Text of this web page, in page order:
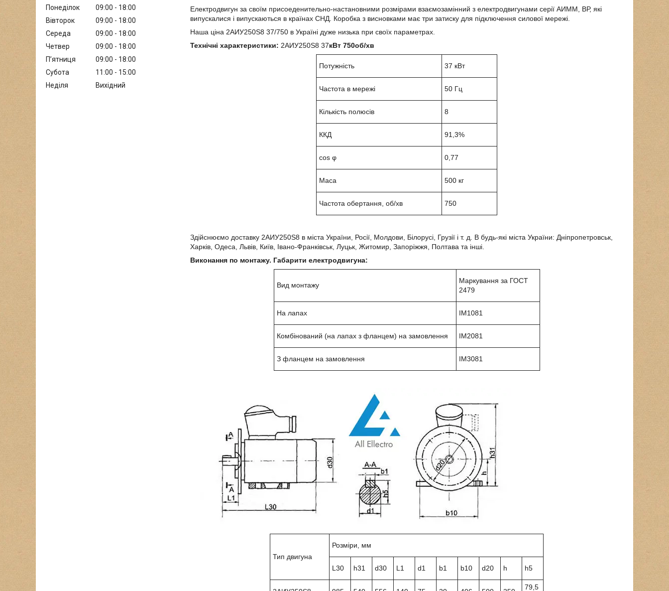
Електродвигун за своїм присоеденительно-настановними розмірами взаємозамінний з електродвигунами серії АИММ, ВР, які
випускалися і випускаються в країнах СНД. Коробка з висновками має три затиску для підключення силової мережі.
Наша ціна 2АИУ250Ѕ8 37/750 в Україні дуже низька при своїх параметрах.
Технічні характеристики: 2АИУ250Ѕ8 37кВт 750об/хв
Потужність 37 кВт
Частота в мережі 50 Гц
Кількість полюсів 8
ККД 91,3%
cos φ 0,77
Маса 500 кг
Частота обертання, об/хв 750
Здійснюємо доставку 2АИУ250Ѕ8 в міста України, Росії, Молдови, Білорусі, Грузії і т. д. В будь-які міста України: Дніпропетровськ,
Харків, Одеса, Львів, Київ, Івано-Франківськ, Луцьк, Житомир, Запоріжжя, Полтава та інші.
Виконання по монтажу. Габарити електродвигуна:
Вид монтажу
Маркування за ГОСТ
2479
На лапах IM1081
Комбінований (на лапах з фланцем) на замовлення IM2081
З фланцем на замовлення IM3081
Тип двигуна
Розміри, мм
L30 h31 d30 L1 d1 b1 b10 d20 h h5
79,5
Понеділок 09:00
18:00
Вівторок
09:00
18:00
Середа
09:00
18:00
Четвер
09:00
18:00
Пʼятниця
09:00
18:00
Субота
11:00
15:00
Неділя
Вихідний